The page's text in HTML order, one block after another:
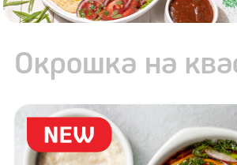
Окрошка на